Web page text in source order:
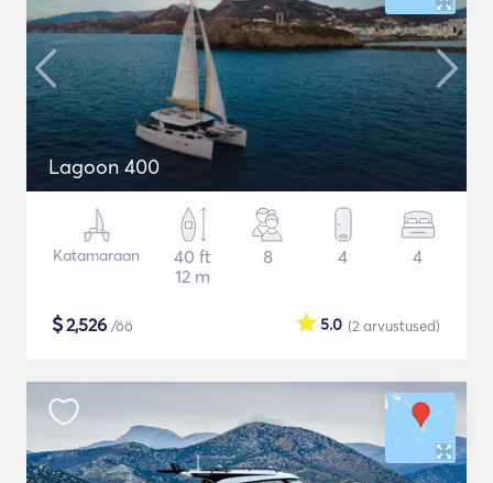
Lagoon 400
Katamaraan
40 ft
12 m
8 4 4
$2,526 /öö (2 arvustused)
5.0